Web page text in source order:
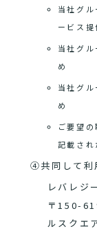
当社グ
ービス提
当社グ
め
当社グ
め
ご要望
記載され
④共同して利
レバレジ
〒150-
ルスクエ